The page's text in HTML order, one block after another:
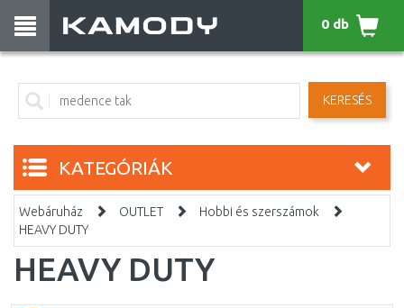
KERESÉS
0 db
KATEGÓRIÁK
Webáruház OUTLET
Hobbi és szerszámok
HEAVY DUTY
HEAVY DUTY